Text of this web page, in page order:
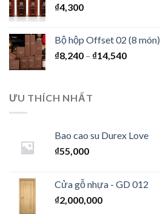
₫4,300
Bộ hộp Offset 02 (8 món)
₫8,240 – ₫14,540
ƯU THÍCH NHẤT
Bao cao su Durex Love
₫55,000
Cửa gỗ nhựa - GD 012
₫2,000,000